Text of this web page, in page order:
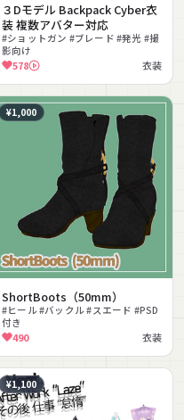
３Dモデル Backpack Cyber衣
装 複数アバター対応
#ショットガン #ブレード #発光 #撮
影向け
578 衣装
¥1,000
ShortBoots（50mm）
#ヒール #バックル #スエード #PSD
付き
490 衣装
¥1,100